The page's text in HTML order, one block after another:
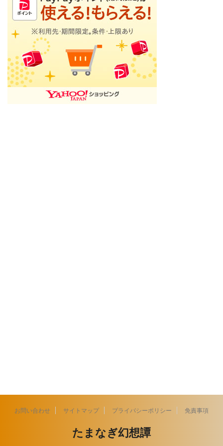
お問い合わせ サイトマップ プライバシーポリシー 免責事項
たまなぎ幻想譚